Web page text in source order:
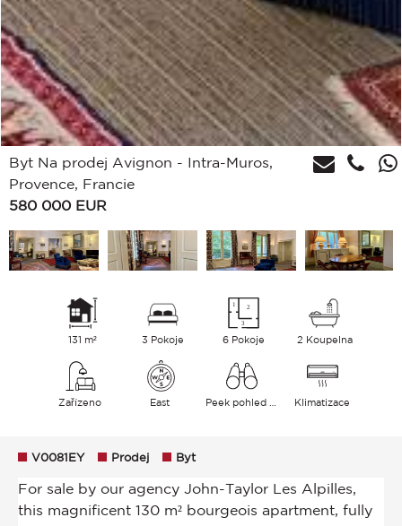
Byt Na prodej Avignon - Intra-Muros,
Provence, Francie
580 000 EUR
131 m² 3 Pokoje 6 Pokoje 2 Koupelna
Zařízeno East Klimatizace
V0081EY Prodej Byt